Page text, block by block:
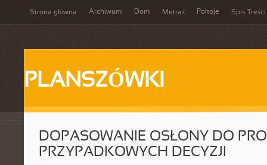
Strona główna Archiwum Dom Metraż Pokoje Spis Treści
PLANSZÓWKI
DOPASOWANIE OSŁONY DO
PRZYPADKOWYCH DECYZJI